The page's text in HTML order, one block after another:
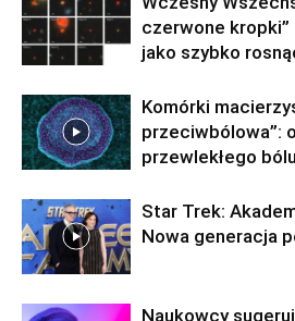
czerwone
jako szybko
Komórki
przeciwbólowa”:
przewlekłego bólu
Star Trek:
Nowa generacja
Naukowcy